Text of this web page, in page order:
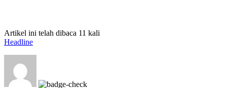
Artikel ini telah dibaca 11 kali
Headline